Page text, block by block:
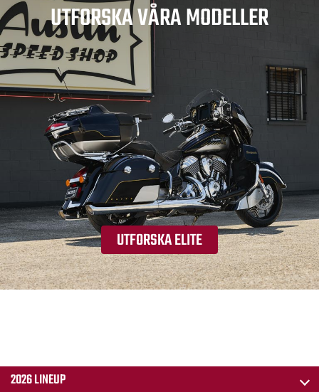
UTFORSKA VÅRA MODELLER
UTFORSKA ELITE
2026 LINEUP